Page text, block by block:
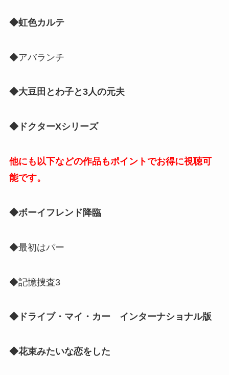
◆虹色カルテ
◆アバランチ
◆大豆田とわ子と3人の元夫
◆ドクターXシリーズ
他にも以下などの作品もポイントでお得に視聴可
能です。
◆ボーイフレンド降臨
◆最初はパー
◆記憶捜査3
◆ドライブ・マイ・カー インターナショナル版
◆花束みたいな恋をした